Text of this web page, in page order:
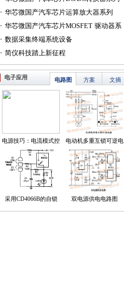
· 华芯微国产汽车芯片运算放大器系列
（篇一）
· 华芯微国产汽车芯片MOSFET 驱动器系
列（篇一）
· 数据采集终端系统设备
· 简仪科技踏上新征程
电子应用 文摘
方案
电路图
电源技巧：电流模式控
制简化了对降压LED稳
压器的补偿
电动机多重互锁可逆电
路
采用CD4066B的自锁
式触摸开关电路
双电源供电电路图